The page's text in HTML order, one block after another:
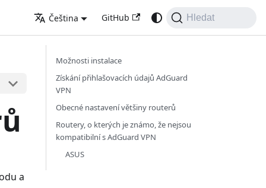
Čeština GitHub Hledat
a
Možnosti instalace
Získání přihlašovacích údajů AdGuard
VPN
Obecné nastavení většiny routerů
Routery, o kterých je známo, že nejsou
kompatibilní s AdGuard VPN
ASUS